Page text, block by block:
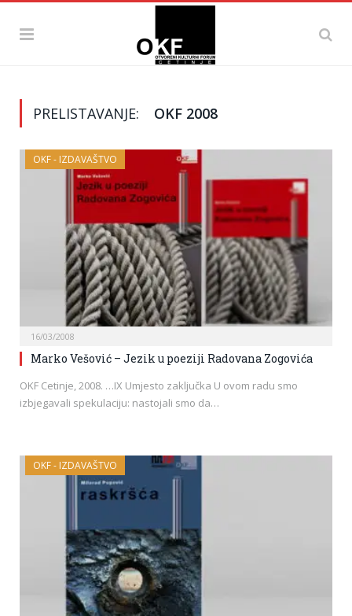
PRELISTAVANJE: OKF 2008
OKF - IZDAVAŠTVO
16/03/2008
Marko Vešović – Jezik u poeziji Radovana Zogovića
OKF Cetinje, 2008. …IX Umjesto zaključka U ovom radu smo
izbjegavali spekulaciju: nastojali smo da…
OKF - IZDAVAŠTVO